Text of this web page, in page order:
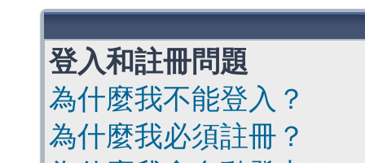
登入和註冊問題
為什麼我不能登入？
為什麼我必須註冊？